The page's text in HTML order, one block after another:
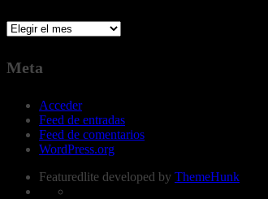
Archivos
Meta
Acceder
Feed de entradas
Feed de comentarios
WordPress.org
Featuredlite developed by ThemeHunk